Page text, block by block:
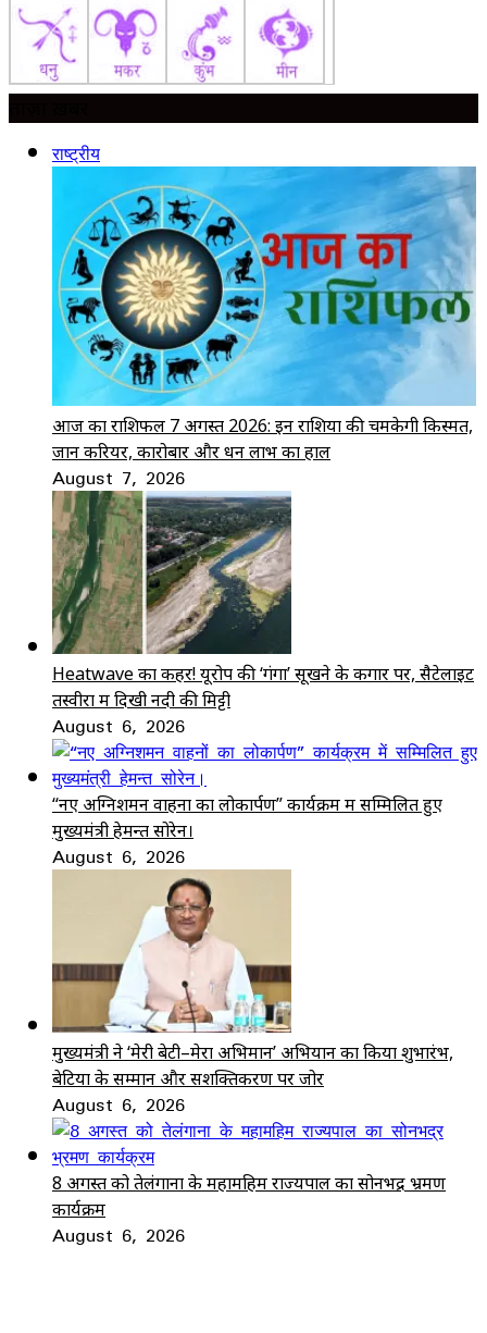
राष्ट्रीय
आज का राशिफल 7 अगस्त 2026: इन राशियों की चमकेगी किस्मत,
जानें करियर, कारोबार और धन लाभ का हाल
August 7, 2026
Heatwave का कहर! यूरोप की ‘गंगा’ सूखने के कगार पर, सैटेलाइट
तस्वीरों में दिखी नदी की मिट्टी
August 6, 2026
“नए अग्निशमन वाहनों का लोकार्पण” कार्यक्रम में सम्मिलित हुए
मुख्यमंत्री हेमन्त सोरेन।
August 6, 2026
मुख्यमंत्री ने ‘मेरी बेटी–मेरा अभिमान’ अभियान का किया शुभारंभ,
बेटियों के सम्मान और सशक्तिकरण पर जोर
August 6, 2026
8 अगस्त को तेलंगाना के महामहिम राज्यपाल का सोनभद्र भ्रमण
कार्यक्रम
August 6, 2026